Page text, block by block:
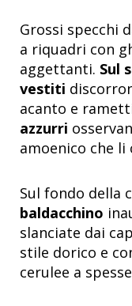
Grossi specchi
a riquadri con
aggettanti. Sul
vestiti
acanto e
azzurri
amoenico che li
Sul fondo della
baldacchino
slanciate dai
stile dorico e
cerulee a